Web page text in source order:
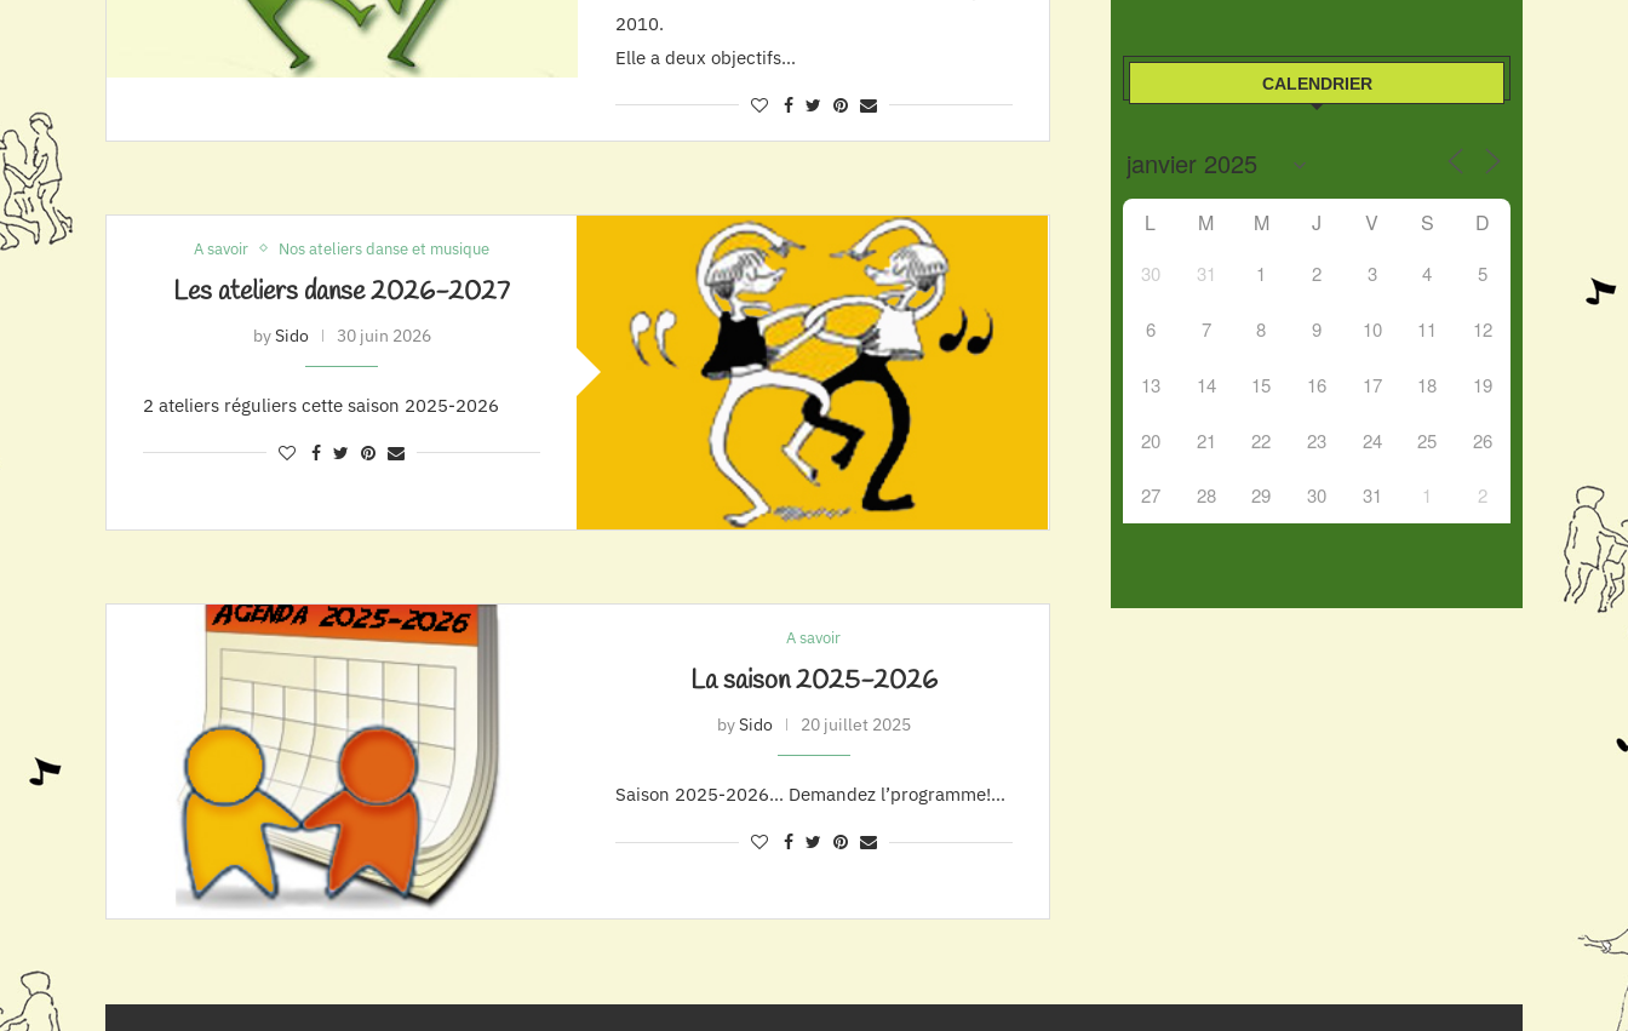
2010.
Elle a deux objectifs…
A savoir Nos ateliers danse et musique
Les ateliers danse 2026-2027
bySido 30 juin 2026
2 ateliers réguliers cette saison 2025-2026
A savoir
La saison 2025-2026
bySido 20 juillet 2025
Saison 2025-2026… Demandez l’programme!…
CALENDRIER
L M M J V S D
30 31 1 2 3 4 5
6 7 8 9 10 11 12
13 14 15 16 17 18 19
20 21 22 23 24 25 26
27 28 29 30 31 1 2